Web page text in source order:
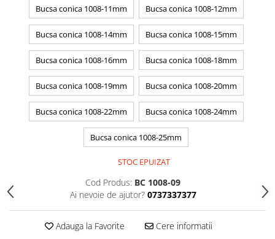
Bucsa conica 1008-11mm Bucsa conica 1008-12mm
Bucsa conica 1008-14mm Bucsa conica 1008-15mm
Bucsa conica 1008-16mm Bucsa conica 1008-18mm
Bucsa conica 1008-19mm Bucsa conica 1008-20mm
Bucsa conica 1008-22mm Bucsa conica 1008-24mm
Bucsa conica 1008-25mm
STOC EPUIZAT
Cod Produs: BC 1008-09
Ai nevoie de ajutor? 0737337377
Adauga la Favorite Cere informatii